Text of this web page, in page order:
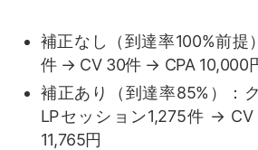
補正なし（到達率100%前提
件 → CV 30件 → CPA 10,000
補正あり（到達率85%）：
LPセッション1,275件 →
11,765円